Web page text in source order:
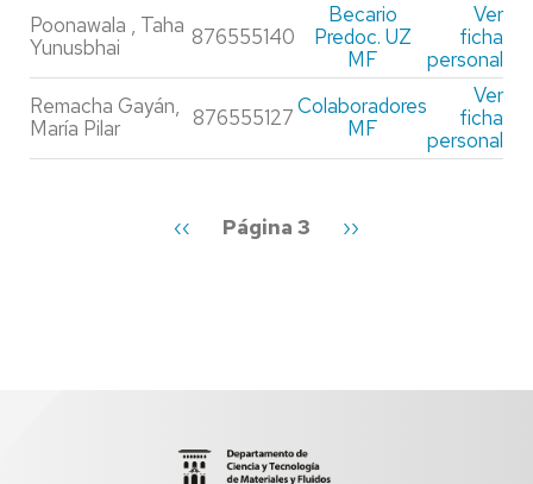
Poonawala , Taha
Yunusbhai
876555140
Becario
Predoc. UZ
MF
Ver
ficha
personal
Remacha Gayán,
María Pilar
876555127Colaboradores
MF
Ver
ficha
personal
Página
‹‹ Página 3
Siguiente
››